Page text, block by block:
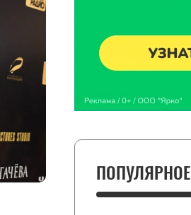
ПОПУЛЯРНОЕ